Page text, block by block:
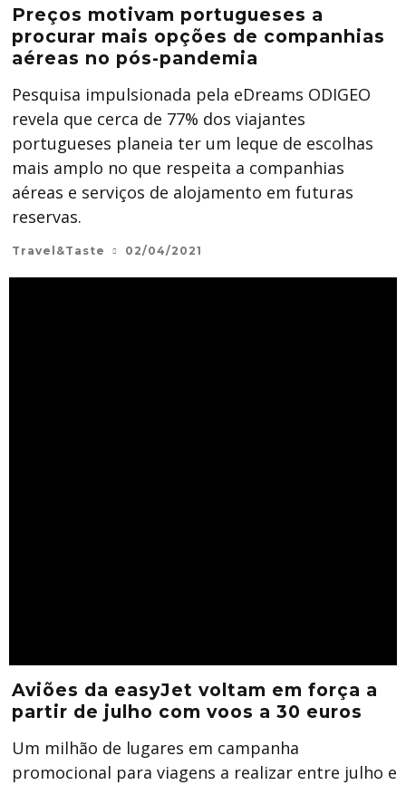
Preços motivam portugueses a
procurar mais opções de companhias
aéreas no pós-pandemia
Pesquisa impulsionada pela eDreams ODIGEO
revela que cerca de 77% dos viajantes
portugueses planeia ter um leque de escolhas
mais amplo no que respeita a companhias
aéreas e serviços de alojamento em futuras
reservas.
Travel&Taste 02/04/2021
Aviões da easyJet voltam em força a
partir de julho com voos a 30 euros
Um milhão de lugares em campanha
promocional para viagens a realizar entre julho e